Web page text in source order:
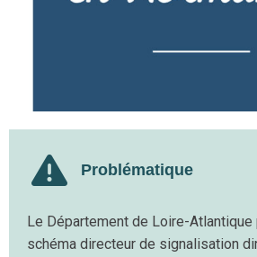
Problématique
Le Département de Loire-
schéma directeur de signalisation